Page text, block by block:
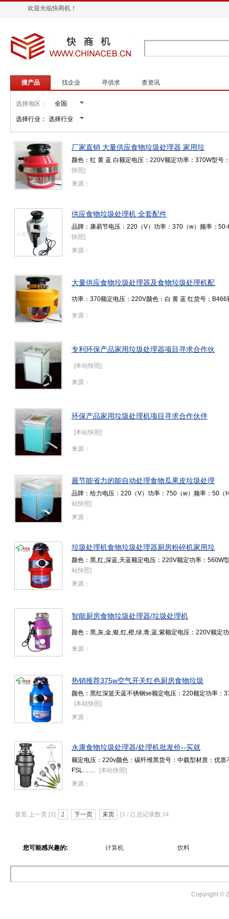
欢迎光临快商机！
搜产品 找企业 寻供求 查资讯
选择地区：
选择行业：
厂家直销 大量供应食物垃圾处理器 家用垃
颜色：红 黄 蓝 白额定电压：220V额定功率：370W型
快照]
来源：
供应食物垃圾处理机 全套配件
品牌：康易节电压：220（V）功率：370（w）频率：
快照]
来源：
大量供应食物垃圾处理器及食物垃圾处理机配
功率：370额定电压：220V颜色：白 黄 蓝 红货号：
来源：
专利环保产品家用垃圾处理器项目寻求合作伙
[本站快照]
来源：
环保产品家用垃圾处理机项目寻求合作伙伴
[本站快照]
来源：
最节能省力的能自动处理食物瓜果皮垃圾处理
品牌：给力电压：220（V）功率：750（w）频率：50
站快照]
来源：
垃圾处理机食物垃圾处理器厨房粉碎机家用垃
颜色：黑,红,深蓝,天蓝额定电压：220V额定功率：
站快照]
来源：
智能厨房食物垃圾处理器/垃圾处理机
颜色：黑,灰,金,银,红,橙,绿,青,蓝,紫额定电压：220V额
来源：
热销推荐375w空气开关红色厨房食物垃圾
颜色：黑红深篮天蓝不锈钢se额定电压：220额定功率
[本站快照]
来源：
永康食物垃圾处理器/处理机批发价--买就
额定电压：220v颜色：碳纤维黑货号：中载型材质：优
FSL……
[本站快照]
来源：
首页 上一页 [1] 2 下一页 末页 [1 / 2] 总记录数:14
您可能感兴趣的: 计算机 饮料
Copyright ©